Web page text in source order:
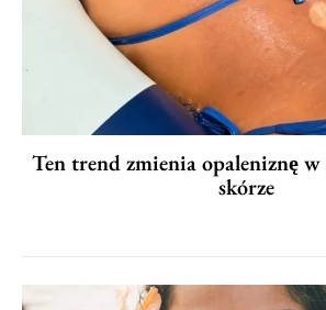
Ten trend zmienia opaleniznę
skórze